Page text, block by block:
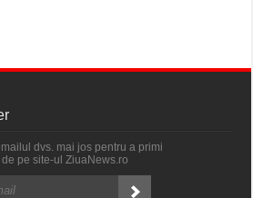
dvs. mai jos pentru a primi
pe site-ul ZiuaNews.ro